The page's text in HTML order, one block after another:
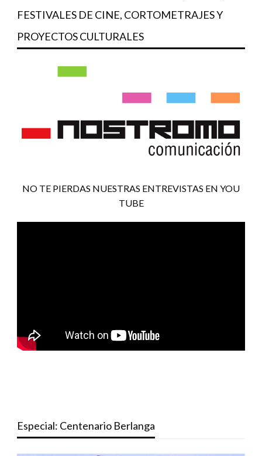
FESTIVALES DE CINE, CORTOMETRAJES Y
PROYECTOS CULTURALES
NO TE PIERDAS NUESTRAS ENTREVISTAS EN YOU
TUBE
Especial: Centenario Berlanga